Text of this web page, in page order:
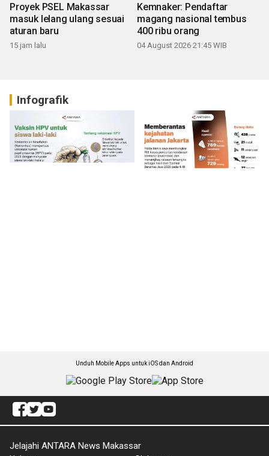
Proyek PSEL Makassar
masuk lelang ulang sesuai
aturan baru
15 jam lalu
Kemnaker: Pendaftar
magang nasional tembus
400 ribu orang
04 August 2026 21:45 WIB
Infografik
Unduh Mobile Apps untuk iOS dan Android
Jelajahi ANTARA News Makassar